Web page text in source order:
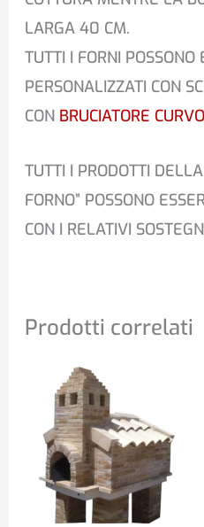
LARGA 40 CM.
TUTTI I FORNI POSSONO
PERSONALIZZATI CON
CON BRUCIATORE CURVO
TUTTI I PRODOTTI DELLA
FORNO” POSSONO
CON I RELATIVI
Prodotti correlati